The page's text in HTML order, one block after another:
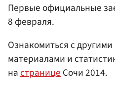
Первые официальные
8 февраля.
Ознакомиться с
материалами и
настраницеСочи 2014.